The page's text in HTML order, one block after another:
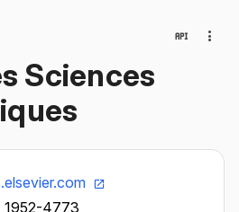
Sciences
1952-4773